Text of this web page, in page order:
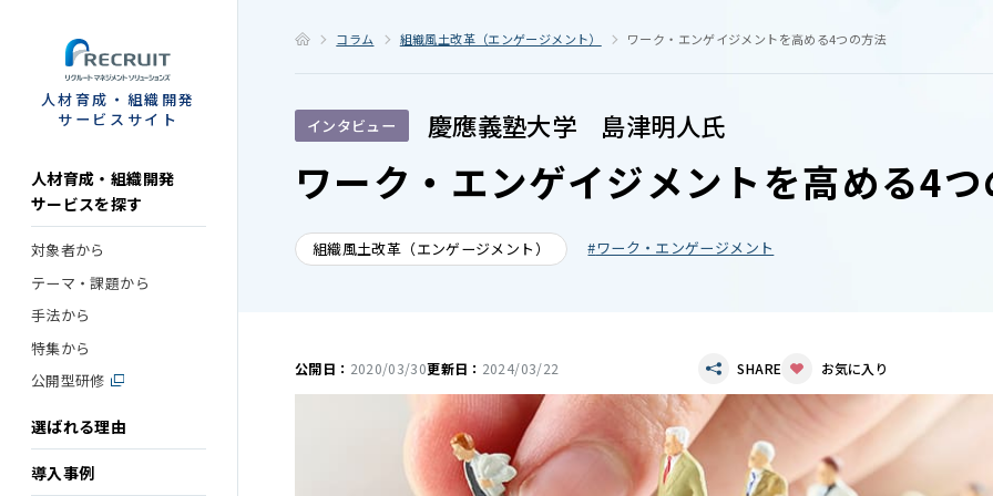
人材育成・組織開発
サービスサイト
人材育成・組織開発
サービスを探す
対象者から
テーマ・課題から
手法から
特集から
公開型研修
選ばれる理由
導入事例
コラム 組織風土改革（エンゲージメント） ワーク・エンゲイジメントを高める4つの方法
インタビュー 慶應義塾大学 島津明人氏
ワーク・エンゲイジメントを高める4
組織風土改革（エンゲージメント） ワーク・エンゲージメント
公開日： 2020/03/30更新日： 2024/03/22 SHARE お気に入り